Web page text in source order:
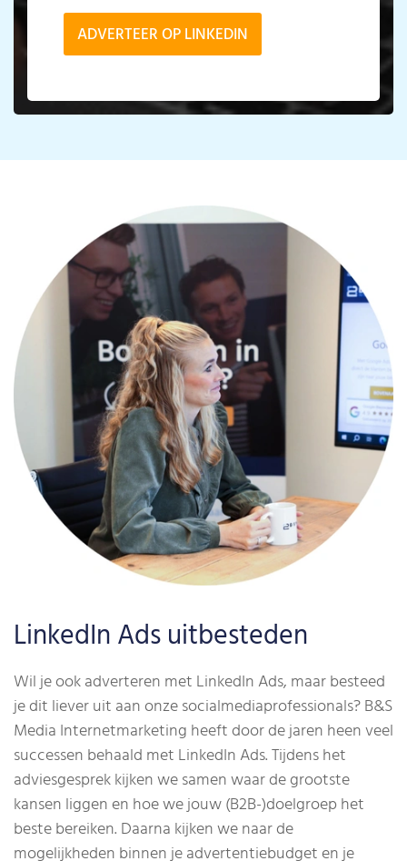
ADVERTEER OP LINKEDIN
LinkedIn Ads uitbesteden
Wil je ook adverteren met LinkedIn Ads, maar besteed
je dit liever uit aan onze socialmediaprofessionals? B&S
Media Internetmarketing heeft door de jaren heen veel
successen behaald met LinkedIn Ads. Tijdens het
adviesgesprek kijken we samen waar de grootste
kansen liggen en hoe we jouw (B2B-)doelgroep het
beste bereiken. Daarna kijken we naar de
mogelijkheden binnen je advertentiebudget en je